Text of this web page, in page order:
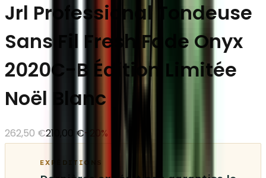
Jrl Professional Tondeuse
Sans Fil Fresh Fade Onyx
2020C-B Édition Limitée
Noël Blanc
262,50 €210,00 €- 20%
EXPÉDITIONS